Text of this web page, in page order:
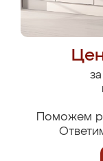
за
Поможем